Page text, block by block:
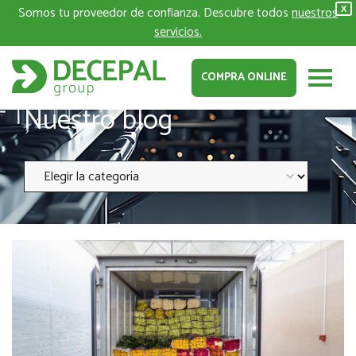
X
Somos tu proveedor de confianza. Descubre todosnuestros
servicios.
COMPRA ONLINE
Nuestro blog